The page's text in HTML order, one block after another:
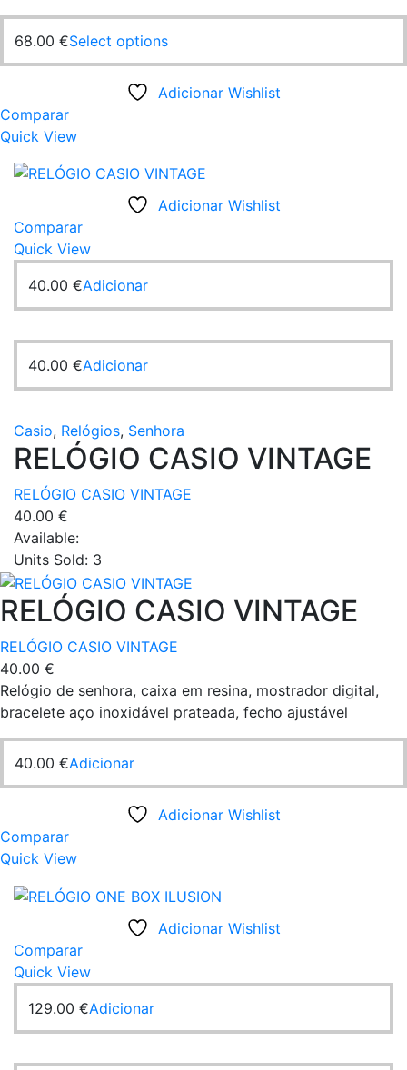
68.00 €Select options
Adicionar Wishlist
Comparar
Quick View
Adicionar Wishlist
Comparar
Quick View
40.00 €Adicionar
40.00 €Adicionar
Casio, Relógios, Senhora
RELÓGIO CASIO VINTAGE
RELÓGIO CASIO VINTAGE
40.00 €
Available:
Units Sold: 3
RELÓGIO CASIO VINTAGE
RELÓGIO CASIO VINTAGE
40.00 €
Relógio de senhora, caixa em resina, mostrador digital,
bracelete aço inoxidável prateada, fecho ajustável
40.00 €Adicionar
Adicionar Wishlist
Comparar
Quick View
Adicionar Wishlist
Comparar
Quick View
129.00 €Adicionar